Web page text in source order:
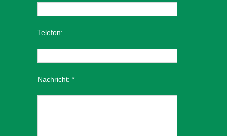
Telefon:
Nachricht: *